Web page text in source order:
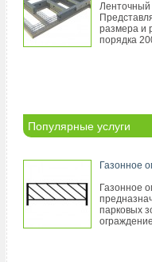
Ленточный
размера и
порядка
Популярные услуги
Газонное
Газонное
парковых